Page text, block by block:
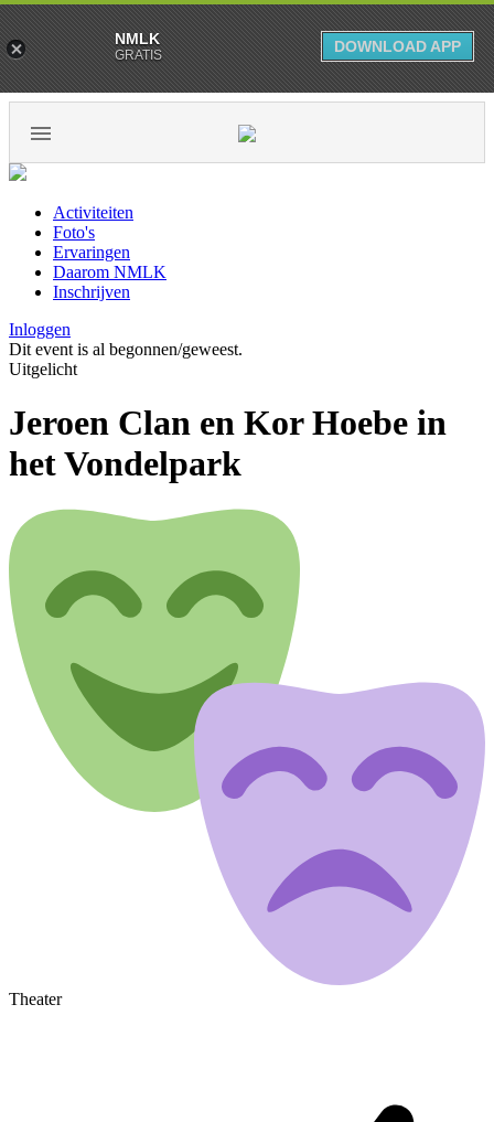
Activiteiten
Foto's
Ervaringen
Daarom NMLK
Inschrijven
Inloggen
Dit event is al begonnen/geweest.
Uitgelicht
Jeroen Clan en Kor Hoebe in
het Vondelpark
Theater
NMLK
GRATIS DOWNLOAD APP